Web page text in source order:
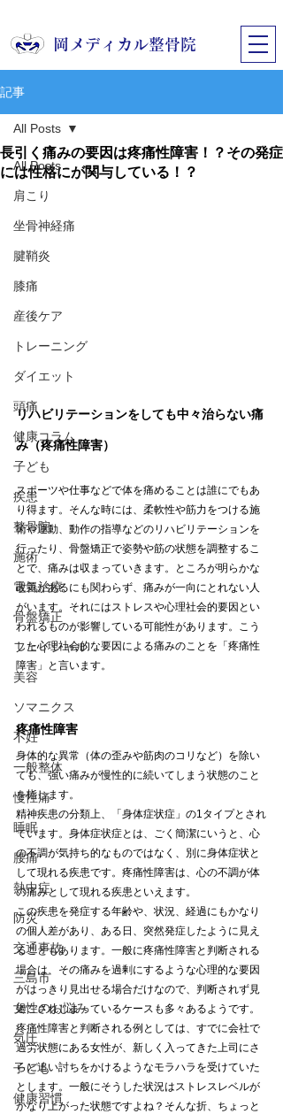
​岡メディカル整骨院
記事
All Posts
肩こり
坐骨神経痛
腱鞘炎
膝痛
産後ケア
トレーニング
ダイエット
頭痛
健康コラム
子ども
疾患
整骨院
施術
電気治療
骨盤矯正
フェイシャル
美容
ソマニクス
不妊
一般整体
慢性痛
睡眠
腰痛
熱中症
防災
交通事故
三島市
女性のお悩み
気圧
子ども
健康習慣
All Posts
長引く痛みの要因は疼痛性障害！？その発症
には性格にが関与している！？
リハビリテーションをしても中々治らない痛
み（疼痛性障害）
スポーツや仕事などで体を痛めることは誰にでもあ
り得ます。そんな時には、柔軟性や筋力をつける施
術や運動、動作の指導などのリハビリテーションを
行ったり、骨盤矯正で姿勢や筋の状態を調整するこ
とで、痛みは収まっていきます。ところが明らかな
改善があるにも関わらず、痛みが一向にとれない人
がいます。それにはストレスや心理社会的要因とい
われるものが影響している可能性があります。こう
した心理社会的な要因による痛みのことを「疼痛性
障害」と言います。
疼痛性障害
身体的な異常（体の歪みや筋肉のコリなど）を除い
ても、強い痛みが慢性的に続いてしまう状態のこと
を指します。
精神疾患の分類上、「身体症状症」の1タイプとされ
ています。身体症状症とは、ごく簡潔にいうと、心
の不調が気持ち的なものではなく、別に身体症状と
して現れる疾患です。疼痛性障害は、心の不調が体
の痛みとして現れる疾患といえます。
この疾患を発症する年齢や、状況、経過にもかなり
の個人差があり、ある日、突然発症したように見え
ることもあります。一般に疼痛性障害と判断される
場合は、その痛みを過剰にするような心理的な要因
がはっきり見出せる場合だけなので、判断されず見
過ごされしまっているケースも多々あるようです。
疼痛性障害と判断される例としては、すでに会社で
過労状態にある女性が、新しく入ってきた上司にさ
らに追い討ちをかけるようなモラハラを受けていた
とします。一般にそうした状況はストレスレベルが
かなり上がった状態ですよね？そんな折、ちょっと